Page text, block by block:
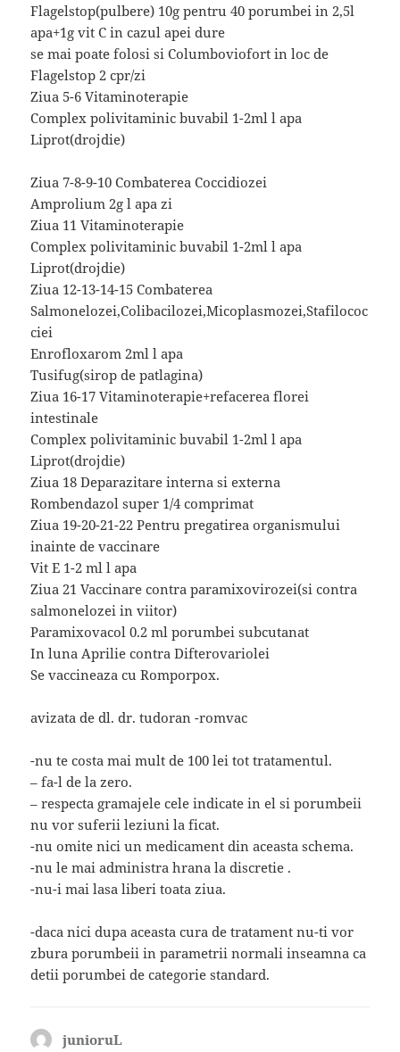
Flagelstop(pulbere) 10g pentru 40 porumbei in 2,5l
apa+1g vit C in cazul apei dure
se mai poate folosi si Columboviofort in loc de
Flagelstop 2 cpr/zi
Ziua 5-6 Vitaminoterapie
Complex polivitaminic buvabil 1-2ml l apa
Liprot(drojdie)
Ziua 7-8-9-10 Combaterea Coccidiozei
Amprolium 2g l apa zi
Ziua 11 Vitaminoterapie
Complex polivitaminic buvabil 1-2ml l apa
Liprot(drojdie)
Ziua 12-13-14-15 Combaterea
Salmonelozei,Colibacilozei,Micoplasmozei,Stafilococ
ciei
Enrofloxarom 2ml l apa
Tusifug(sirop de patlagina)
Ziua 16-17 Vitaminoterapie+refacerea florei
intestinale
Complex polivitaminic buvabil 1-2ml l apa
Liprot(drojdie)
Ziua 18 Deparazitare interna si externa
Rombendazol super 1/4 comprimat
Ziua 19-20-21-22 Pentru pregatirea organismului
inainte de vaccinare
Vit E 1-2 ml l apa
Ziua 21 Vaccinare contra paramixovirozei(si contra
salmonelozei in viitor)
Paramixovacol 0.2 ml porumbei subcutanat
In luna Aprilie contra Difterovariolei
Se vaccineaza cu Romporpox.
avizata de dl. dr. tudoran -romvac
-nu te costa mai mult de 100 lei tot tratamentul.
– fa-l de la zero.
– respecta gramajele cele indicate in el si porumbeii
nu vor suferii leziuni la ficat.
-nu omite nici un medicament din aceasta schema.
-nu le mai administra hrana la discretie .
-nu-i mai lasa liberi toata ziua.
-daca nici dupa aceasta cura de tratament nu-ti vor
zbura porumbeii in parametrii normali inseamna ca
detii porumbei de categorie standard.
junioruL